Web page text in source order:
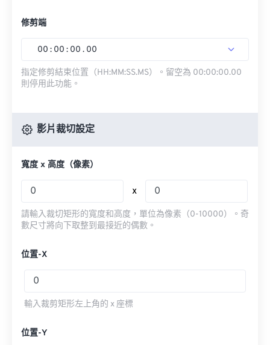
修剪端
00 : 00 : 00 . 00
指定修剪結束位置（HH:MM:SS.MS）。留空為 00:00:00.00
則停用此功能。
影片裁切設定
寬度 x 高度（像素）
x
請輸入裁切矩形的寬度和高度，單位為像素（0-10000）。奇
數尺寸將向下取整到最接近的偶數。
位置-X
輸入裁剪矩形左上角的 x 座標
位置-Y